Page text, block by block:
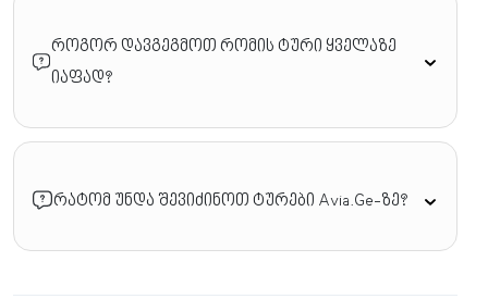
როგორ დავგეგმოთ რომის ტური ყველაზე
იაფად?
რატომ უნდა შევიძინოთ ტურები Avia.Ge-ზე?